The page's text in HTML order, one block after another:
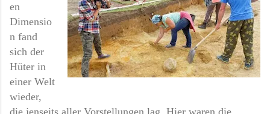
en
Dimensio
n fand
sich der
Hüter in
einer Welt
wieder,